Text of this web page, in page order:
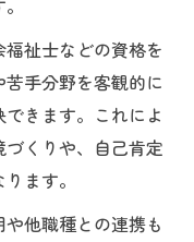
祉士などの資格を
手分野を客観的に
きます。これによ
くりや、自己肯定
ます。
他職種との連携も